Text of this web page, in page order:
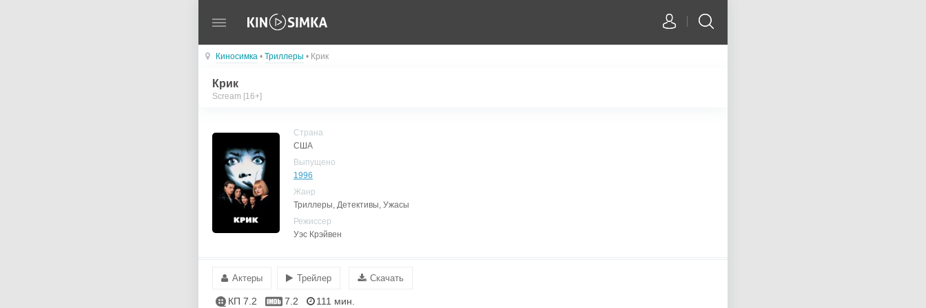
Киносимка • Триллеры • Крик
Крик
Scream [16+]
Страна
США
Выпущено
1996
Жанр
Триллеры, Детективы, Ужасы
Режиссер
Уэс Крэйвен
Актеры Трейлер Скачать
КП 7.2 7.2 111 мин.